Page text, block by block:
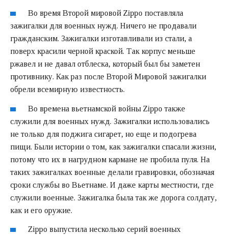
Во время Второй мировой Zippo поставляла
зажигалки для военных нужд. Ничего не продавали
гражданским. Зажигалки изготавливали из стали, а
поверх красили черной краской. Так корпус меньше
ржавел и не давал отблеска, который был бы заметен
противнику. Как раз после Второй Мировой зажигалки
обрели всемирную известность.
Во времена вьетнамской войны Zippo также
служили для военных нужд. Зажигалки использовались
не только для поджига сигарет, но еще и подогрева
пищи. Были истории о том, как зажигалки спасали жизни,
потому что их в нагрудном кармане не пробила пуля. На
таких зажигалках военные делали гравировки, обозначая
сроки службы во Вьетнаме. И даже карты местности, где
служили военные. Зажигалка была так же дорога солдату,
как и его оружие.
Zippo выпустила несколько серий военных